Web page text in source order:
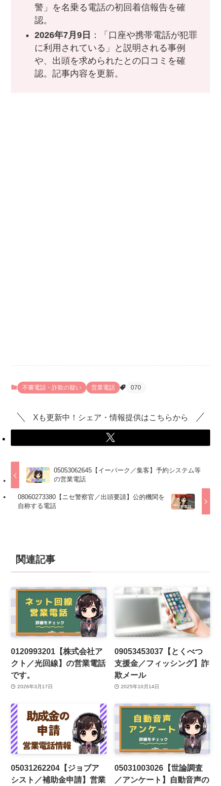
警」を名乗る電話の初回着信報告を確
認。
2026年7月9日 ：「口座や携帯電話が犯罪
に利用されている」と説明される事例
や、出頭を求められたとの口コミを確
認。記事内容を更新。
不審電話・詐欺の疑い 営業電話 070
Xも更新中！シェア・情報提供はこちらから
05053062645【イーパーク／集客】予約システム等
の営業電話
08060273380【ニセ警察官／出頭要請】公的機関を
自称する電話
関連記事
0120993201【株式会社ア
クト／光回線】の営業電話
です。
2026年3月17日
09053453037【とくべつ
支援金／フィッシング】詐
欺メール
2025年10月14日
05031262204【ジョブア
シスト／補助金申請】営業
05031003026【世論調査
／アンケート】自動音声の